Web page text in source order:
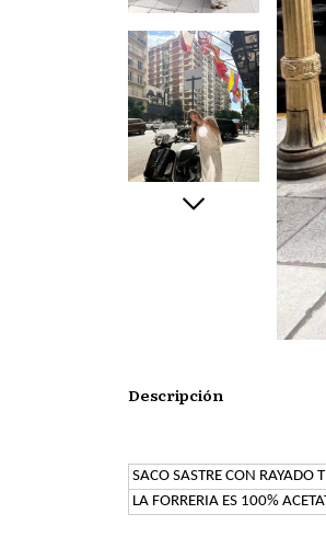
Descripción
SACO SASTRE CON RAYADO
LA FORRERIA ES 100%